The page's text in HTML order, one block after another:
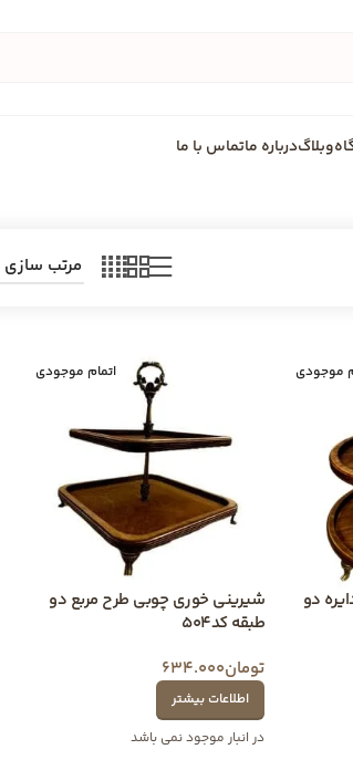
وبلاگدرباره ماتماس با ما
موجودی
دو
اتمام موجودی
شیرینی خوری چوبی طرح مربع دو
طبقه کد504
تومان634.000
اطلاعات بیشتر
در انبار موجود نمی باشد